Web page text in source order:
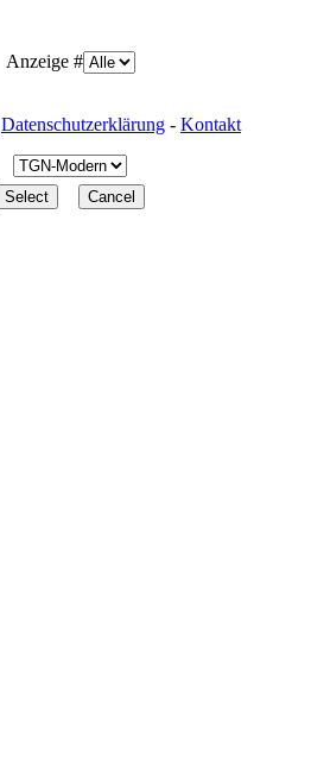
Anzeige #
Datenschutzerklärung - Kontakt